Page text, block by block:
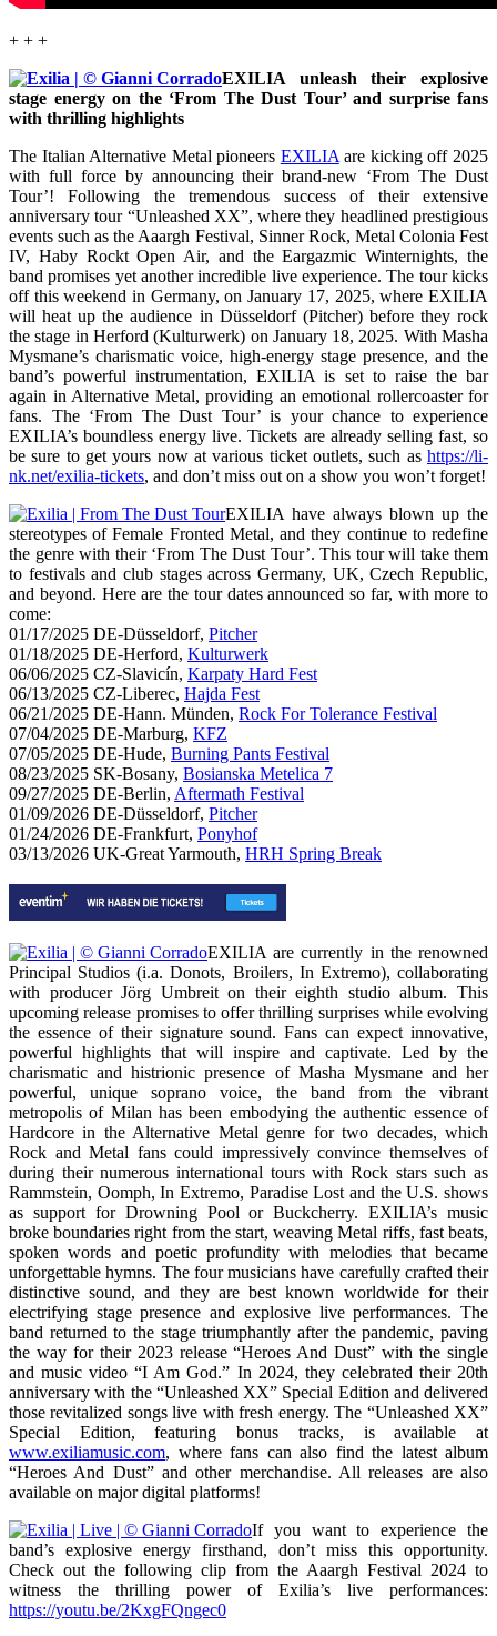
+ + +
EXILIA unleash their explosive
stage energy on the ‘From The Dust Tour’ and surprise fans
with thrilling highlights
The Italian Alternative Metal pioneers EXILIAare kicking off 2025
with full force by announcing their brand-new ‘From The Dust
Tour’! Following the tremendous success of their extensive
anniversary tour “Unleashed XX”, where they headlined prestigious
events such as the Aaargh Festival, Sinner Rock, Metal Colonia Fest
IV, Haby Rockt Open Air, and the Eargazmic Winternights, the
band promises yet another incredible live experience. The tour kicks
off this weekend in Germany, on January 17, 2025, where EXILIA
will heat up the audience in Düsseldorf (Pitcher) before they rock
the stage in Herford (Kulturwerk) on January 18, 2025. With Masha
Mysmane’s charismatic voice, high-energy stage presence, and the
band’s powerful instrumentation, EXILIA is set to raise the bar
again in Alternative Metal, providing an emotional rollercoaster for
fans. The ‘From The Dust Tour’ is your chance to experience
EXILIA’s boundless energy live. Tickets are already selling fast, so
be sure to get yours now at various ticket outlets, such as https://li-
nk.net/exilia-tickets, and don’t miss out on a show you won’t forget!
EXILIA have always blown up the
stereotypes of Female Fronted Metal, and they continue to redefine
the genre with their ‘From The Dust Tour’. This tour will take them
to festivals and club stages across Germany, UK, Czech Republic,
and beyond. Here are the tour dates announced so far, with more to
come:
01/17/2025 DE-Düsseldorf, Pitcher
01/18/2025 DE-Herford, Kulturwerk
06/06/2025 CZ-Slavicín, Karpaty Hard Fest
06/13/2025 CZ-Liberec, Hajda Fest
06/21/2025 DE-Hann. Münden, Rock For Tolerance Festival
07/04/2025 DE-Marburg, KFZ
07/05/2025 DE-Hude, Burning Pants Festival
08/23/2025 SK-Bosany, Bosianska Metelica 7
09/27/2025 DE-Berlin, Aftermath Festival
01/09/2026 DE-Düsseldorf, Pitcher
01/24/2026 DE-Frankfurt, Ponyhof
03/13/2026 UK-Great Yarmouth, HRH Spring Break
EXILIA are currently in the renowned
Principal Studios (i.a. Donots, Broilers, In Extremo), collaborating
with producer Jörg Umbreit on their eighth studio album. This
upcoming release promises to offer thrilling surprises while evolving
the essence of their signature sound. Fans can expect innovative,
powerful highlights that will inspire and captivate. Led by the
charismatic and histrionic presence of Masha Mysmane and her
powerful, unique soprano voice, the band from the vibrant
metropolis of Milan has been embodying the authentic essence of
Hardcore in the Alternative Metal genre for two decades, which
Rock and Metal fans could impressively convince themselves of
during their numerous international tours with Rock stars such as
Rammstein, Oomph, In Extremo, Paradise Lost and the U.S. shows
as support for Drowning Pool or Buckcherry. EXILIA’s music
broke boundaries right from the start, weaving Metal riffs, fast beats,
spoken words and poetic profundity with melodies that became
unforgettable hymns. The four musicians have carefully crafted their
distinctive sound, and they are best known worldwide for their
electrifying stage presence and explosive live performances. The
band returned to the stage triumphantly after the pandemic, paving
the way for their 2023 release “Heroes And Dust” with the single
and music video “I Am God.” In 2024, they celebrated their 20th
anniversary with the “Unleashed XX” Special Edition and delivered
those revitalized songs live with fresh energy. The “Unleashed XX”
Special Edition, featuring bonus tracks, is available at
www.exiliamusic.com, where fans can also find the latest album
“Heroes And Dust” and other merchandise. All releases are also
available on major digital platforms!
If you want to experience the
band’s explosive energy firsthand, don’t miss this opportunity.
Check out the following clip from the Aaargh Festival 2024 to
witness the thrilling power of Exilia’s live performances:
https://youtu.be/2KxgFQngec0